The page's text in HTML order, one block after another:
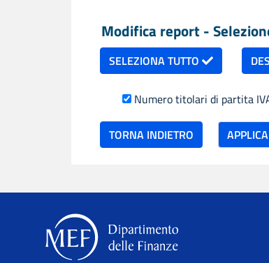
Modifica report -
SELEZIONA TUTTO
Numero titolari di partita
TORNA INDIETRO